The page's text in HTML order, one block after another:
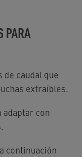
PARA
caudal que
extraíbles.
adaptar con
continuación